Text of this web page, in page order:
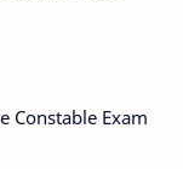
Constable Exam